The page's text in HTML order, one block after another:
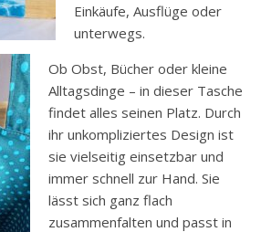
Einkäufe, Ausflüge oder
unterwegs.
Ob Obst, Bücher oder kleine
Alltagsdinge – in dieser Tasche
findet alles seinen Platz. Durch
ihr unkompliziertes Design ist
sie vielseitig einsetzbar und
immer schnell zur Hand. Sie
lässt sich ganz flach
zusammenfalten und passt in